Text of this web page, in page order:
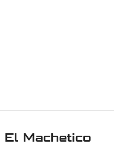
El Machetico